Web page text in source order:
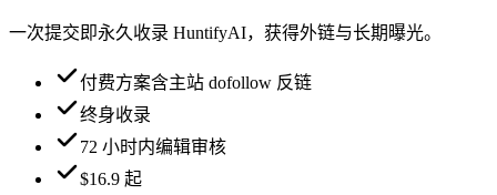
一次提交即永久收录 HuntifyAI，获得外链与长期曝光。
付费方案含主站 dofollow 反链
终身收录
72 小时内编辑审核
$16.9 起